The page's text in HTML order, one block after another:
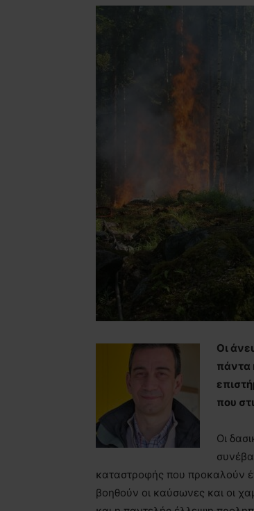
Οι
πάντα
που
Οι
καταστροφής που προκαλούν
βοηθούν οι καύσωνες και οι